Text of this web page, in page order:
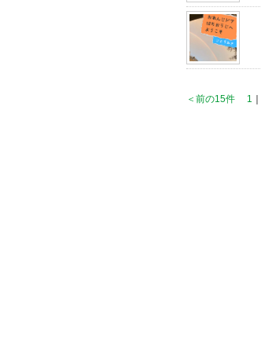
＜前の15件 1